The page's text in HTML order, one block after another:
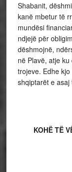
Shabanit,
kanë mbetur të
mundësi
ndjejë për
dëshmojnë,
në Plavë, atje
trojeve. Edhe
shqiptarët e
KOHË TË